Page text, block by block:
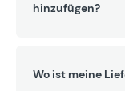
hinzufügen?
Wo ist meine